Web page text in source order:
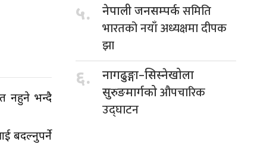
नहुने भन्दै
बदल्नुपर्ने
५. नेपाली जनसम्पर्कसमिति
भारतको नयाँ अध्यक्षमा दीपक
झा
६.
नागढुङ्गा–सिस्नेखोला
सुरुङमार्गकोऔपचारिक
उद्घाटन